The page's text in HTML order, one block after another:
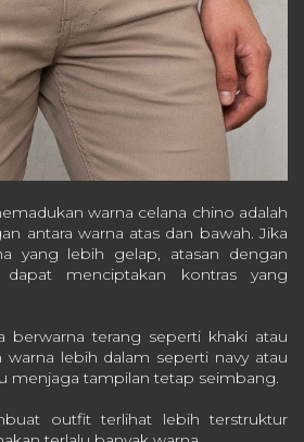
warna celana chino adalah
antara warna atas dan bawah. Jika
yang lebih gelap, atasan dengan
menciptakan kontras yang
berwarna terang seperti khaki atau
warna lebih dalam seperti navy atau
menjaga tampilan tetap seimbang.
outfit terlihat lebih terstruktur